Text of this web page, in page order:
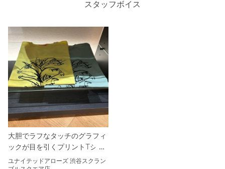
スタッフボイス
大胆でラフなタッチのグラフィ
ックが目を引くプリントTシャ
ツとフーディー
ユナイテッドアローズ 渋谷スクラン